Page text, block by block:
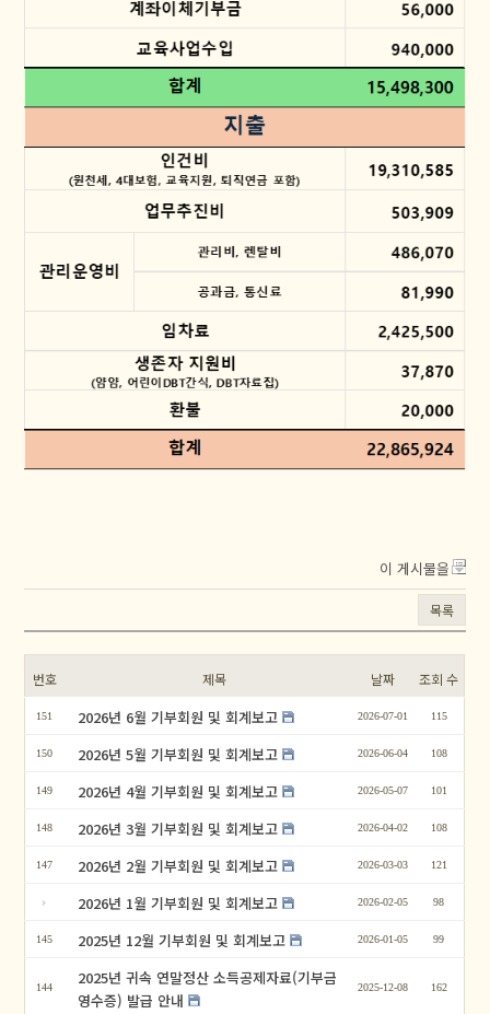
이 게시물을
목록
번호 제목 날짜 조회 수
151 2026년 6월 기부회원 및 회계보고 2026-07-01 115
150 2026년 5월 기부회원 및 회계보고 2026-06-04 108
149 2026년 4월 기부회원 및 회계보고 2026-05-07 101
148 2026년 3월 기부회원 및 회계보고 2026-04-02 108
147 2026년 2월 기부회원 및 회계보고 2026-03-03 121
2026년 1월 기부회원 및 회계보고 2026-02-05 98
145 2025년 12월 기부회원 및 회계보고 2026-01-05 99
144
2025년 귀속 연말정산 소득공제자료(기부금
영수증) 발급 안내
2025-12-08 162